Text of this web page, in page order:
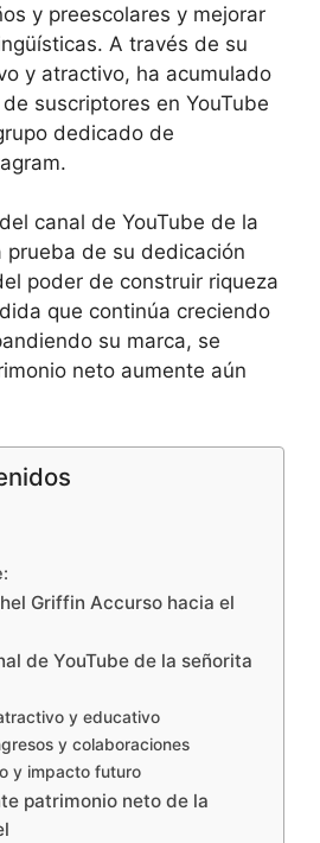
y preescolares y mejorar
A través de su
y atractivo, ha acumulado
suscriptores en YouTube
dedicado de
canal de YouTube de la
prueba de su dedicación
poder de construir riqueza
que continúa creciendo
su marca, se
neto aumente aún
Griffin Accurso hacia el
de YouTube de la señorita
y educativo
y colaboraciones
y impacto futuro
patrimonio neto de la